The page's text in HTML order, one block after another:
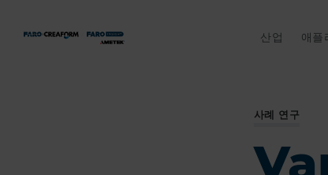
산업 애플
사례 연구